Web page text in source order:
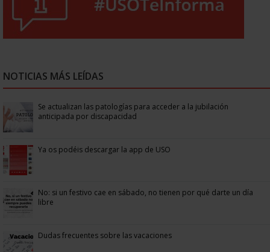
NOTICIAS MÁS LEÍDAS
Se actualizan las patologías para acceder a la jubilación
anticipada por discapacidad
Ya os podéis descargar la app de USO
No: si un festivo cae en sábado, no tienen por qué darte un día
libre
Dudas frecuentes sobre las vacaciones